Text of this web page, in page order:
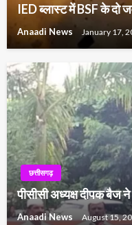
IED ब्लास्ट में BSF के दो
Anaadi News January 17,
छत्तीसगढ़
पीसीसी अध्यक्ष दीपक बैज
Anaadi News August 15,